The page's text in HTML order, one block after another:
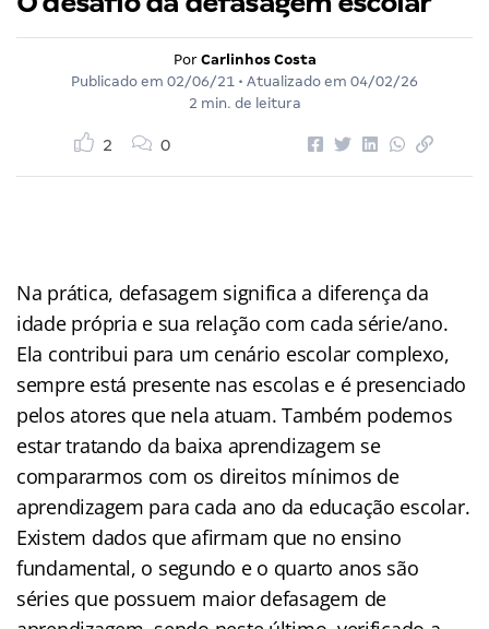
Por Carlinhos Costa
Publicado em 02/06/21 • Atualizado em 04/02/26
2 min. de leitura
2 0
Na prática, defasagem significa a diferença da
idade própria e sua relação com cada série/ano.
Ela contribui para um cenário escolar complexo,
sempre está presente nas escolas e é presenciado
pelos atores que nela atuam. Também podemos
estar tratando da baixa aprendizagem se
compararmos com os direitos mínimos de
aprendizagem para cada ano da educação escolar.
Existem dados que afirmam que no ensino
fundamental, o segundo e o quarto anos são
séries que possuem maior defasagem de